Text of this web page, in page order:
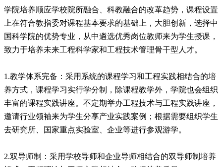
学院培养顺应学校院所融合、科教融合的改革趋势，课程设置
上在符合教指委对课程基本要求的基础上，大胆创新，选择中
国科学院的优势专业，从中遴选优秀岗位教师来为学生授课，
致力于培养未来工程科学家和工程技术管理骨干型人才。
1.教学体系完备：采用系统的课程学习和工程实践相结合的培
养方式，课程学习实行学分制，除课程教学外，学院也会组织
丰富的课程实践讲座。不定期举办工程技术与工程实践讲座，
邀请行业领袖来为学生分享产业实践案例；根据需要组织学生
去研究所、国家重点实验室、企业等进行参观游学。
2.双导师制：采用学校导师和企业导师相结合的双导师制培养